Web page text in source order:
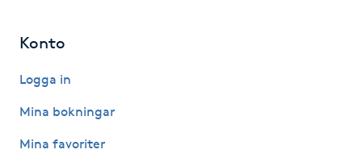
Kinesiologi
Kinesisk medicin
Konto
Logga in
Mina bokningar
Mina favoriter